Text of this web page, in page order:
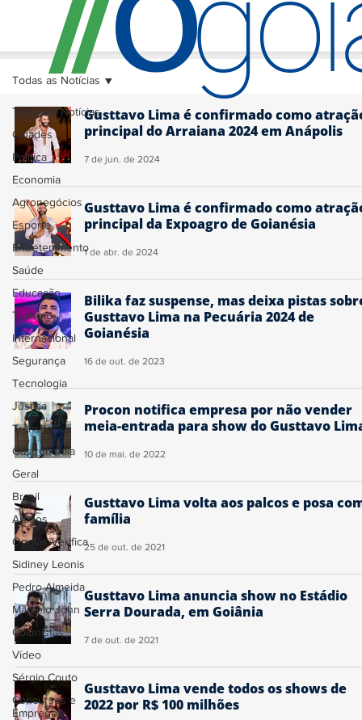
Todas as Notícias
Cidades
Política
Economia
Agronegócios
Esporte
Entretenimento
Saúde
Educação
Turismo
Internacional
Segurança
Tecnologia
Justiça
Trânsito
Gastronomia
Geral
Brasil
Artigos
Ogoiás Verifica
Sidiney Leonis
Pedro Almeida
Marcelo John
Colunistas
Vídeo
Sérgio Couto
Concursos e
Empregos
Todas as Notícias
Gusttavo Lima é confirmado como
principal do Arraiana 2024 em Anápolis
7 de jun. de 2024
Gusttavo Lima é confirmado como
principal da Expoagro de Goianésia
1 de abr. de 2024
Bilika faz suspense, mas deixa pistas
Gusttavo Lima na Pecuária 2024 de
Goianésia
16 de out. de 2023
Procon notifica empresa por não vender
meia-entrada para show do Gusttavo
10 de mai. de 2022
Gusttavo Lima volta aos palcos e posa
família
25 de out. de 2021
Gusttavo Lima anuncia show no Estádio
Serra Dourada, em Goiânia
7 de out. de 2021
Gusttavo Lima vende todos os shows de
2022 por R$ 100 milhões